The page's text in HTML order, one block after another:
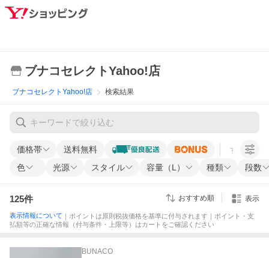
ブナコセレクトYahoo!店
ブナコセレクトYahoo!店 検索結果
価格帯 送料無料 すべての条
色 光源 スタイル 容量（L） 種類 段数
125件 おすすめ順 表示
表示情報について ｜ポイントは原則税抜価格を基準に付与されます｜ポイント・支
払額等の正確な情報（付与条件・上限等）はカートをご確認ください
BUNACO